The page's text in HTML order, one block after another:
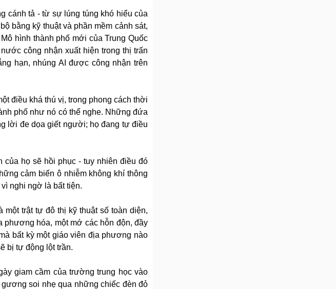
cánh tả - từ sự lúng túng khó hiểu của
bằng kỹ thuật và phần mềm cảnh sát,
hình thành phố mới của Trung Quốc
công nhận xuất hiện trong thị trấn
hạn, nhúng AI được công nhận trên
điều khá thú vị, trong phong cách thời
phố như nó có thể nghe. Những đứa
lời đe dọa giết người; họ đang tự điều
của họ sẽ hồi phục - tuy nhiên điều đó
cảm biến ô nhiễm không khí thông
nghi ngờ là bất tiện.
trật tự đô thị kỹ thuật số toàn diện,
phương hóa, một mớ các hỗn độn, đầy
bất kỳ một giáo viên địa phương nào
bị tự động lột trần.
giam cầm của trường trung học vào
soi nhẹ qua những chiếc đèn đỏ